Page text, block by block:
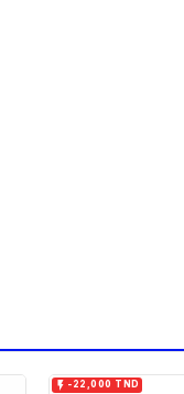
 -22,000 TND